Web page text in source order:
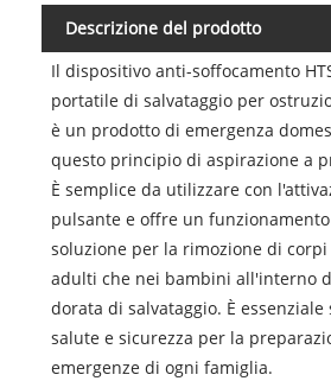
Descrizione del prodotto
Il dispositivo anti-soffocamento
portatile di salvataggio per
è un prodotto di emergenza
questo principio di aspirazione a
È semplice da utilizzare con
pulsante e offre un
soluzione per la rimozione di
adulti che nei bambini all'interno
dorata di salvataggio. È
salute e sicurezza per la
emergenze di ogni famiglia.